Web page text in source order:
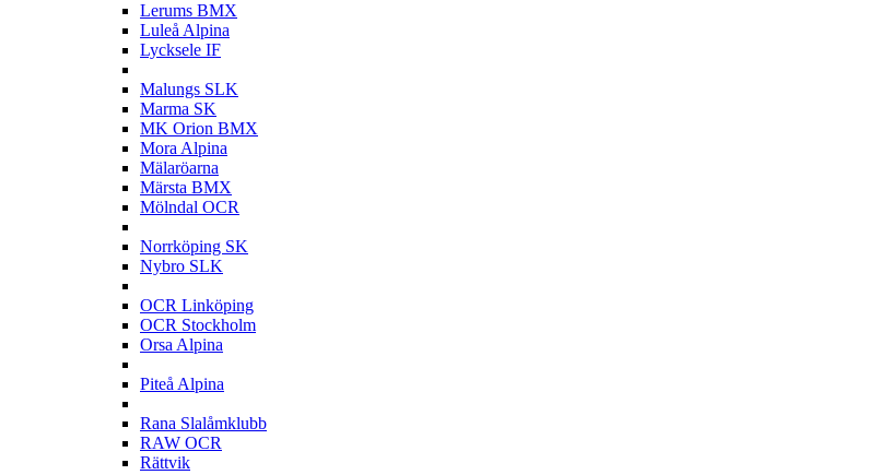
Lerums BMX
Luleå Alpina
Lycksele IF
Malungs SLK
Marma SK
MK Orion BMX
Mora Alpina
Mälaröarna
Märsta BMX
Mölndal OCR
Norrköping SK
Nybro SLK
OCR Linköping
OCR Stockholm
Orsa Alpina
Piteå Alpina
Rana Slalåmklubb
RAW OCR
Rättvik